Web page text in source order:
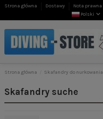
Strona główna Dostawy Nota prawna
Polski
Strona główna Skafandry do nurkowania
Skafandry suche